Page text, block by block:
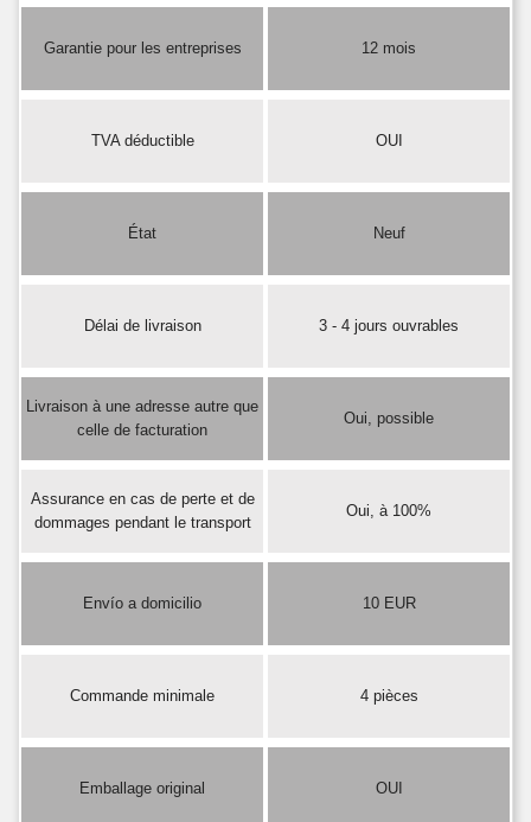
Garantie pour les entreprises 12 mois
TVA déductible OUI
État Neuf
Délai de livraison 3 - 4 jours ouvrables
Livraison à une adresse autre que
celle de facturation
Oui, possible
Assurance en cas de perte et de
dommages pendant le transport
Oui, à 100%
Envío a domicilio 10 EUR
Commande minimale 4 pièces
Emballage original OUI